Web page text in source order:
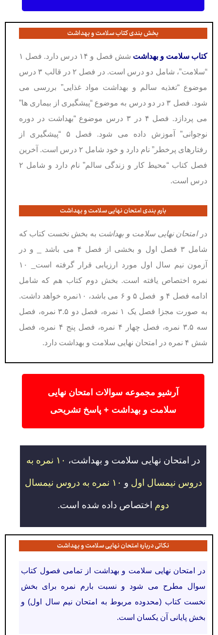
بخش بندی کتاب سلامت و بهداشت
کتاب سلامت و بهداشت
شش فصل و ۱۴ درس دارد. فصل ۱
“سلامت”، شامل دو درس است. در فصل ۲ در قالب ۳ درس
موضوع “تغذیه سالم و بهداشت مواد غذایی” بررسی می
شود. فصل ۳ در دو درس به موضوع “پیشگیری از بیماری ها”
می پردازد. فصل ۴ در ۳ درس موضوع “بهداشت در دوره
نوجوانی” آموزش داده می شود. فصل ۵ “پیشگیری از
رفتارهای پرخطر” نام دارد و خود شامل ۲ درس است. آخرین
فصل کتاب “محیط کار و زندگی سالم” نام دارد و شامل ۲
درس است.
بارم بندی امتحان نهایی سلامت و بهداشت
در امتحان نهایی سلامت و بهداشت به بخش نخست کتاب که
شامل ۳ فصل اول و بخشی از فصل ۴ می باشد _ و در
آزمون نیم سال اول مورد ارزیابی قرار گرفته است_ ۱۰
نمره اختصاص یافته است. بخش دوم کتاب هم که شامل
ادامه فصل ۴ و فصل ۵ و ۶ می باشد، ۱۰نمره خواهد داشت.
به صورت مجزا فصل یک ۱ نمره، فصل دو ۳.۵ نمره، فصل
سه ۳.۵ نمره، فصل چهار ۴ نمره، فصل پنج ۴ نمره، فصل
شش ۴ نمره در امتحان نهایی سلامت و بهداشت دارد.
آرشیو مجموعه سوالات امتحان نهایی
سلامت و بهداشت + پاسخ تشریحی
در امتحان نهایی سلامت و بهداشت، ۱۰ نمره به
دروس نیمسال اول و ۱۰ نمره به دروس نیمسال
دوم اختصاص داده شده است.
نکاتی درباره امتحان نهایی سلامت و بهداشت
در امتحان نهایی سلامت و بهداشت از تمامی فصول کتاب
سوال مطرح می شود و نسبت بارم نمره برای بخش
نخست کتاب (محدوده مربوط به امتحان نیم سال اول) و
بخش پایانی آن یکسان است.